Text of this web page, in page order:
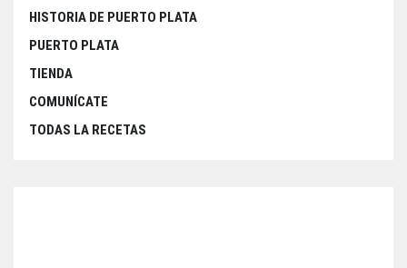
HISTORIA DE PUERTO PLATA
PUERTO PLATA
TIENDA
COMUNÍCATE
TODAS LA RECETAS